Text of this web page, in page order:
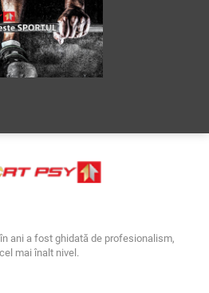
ani a fost ghidată de profesionalism,
mai înalt nivel.